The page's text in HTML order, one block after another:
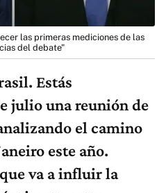
las primeras mediciones de las
del debate"
Estás
julio una reunión de
el camino
este año.
va a influir la